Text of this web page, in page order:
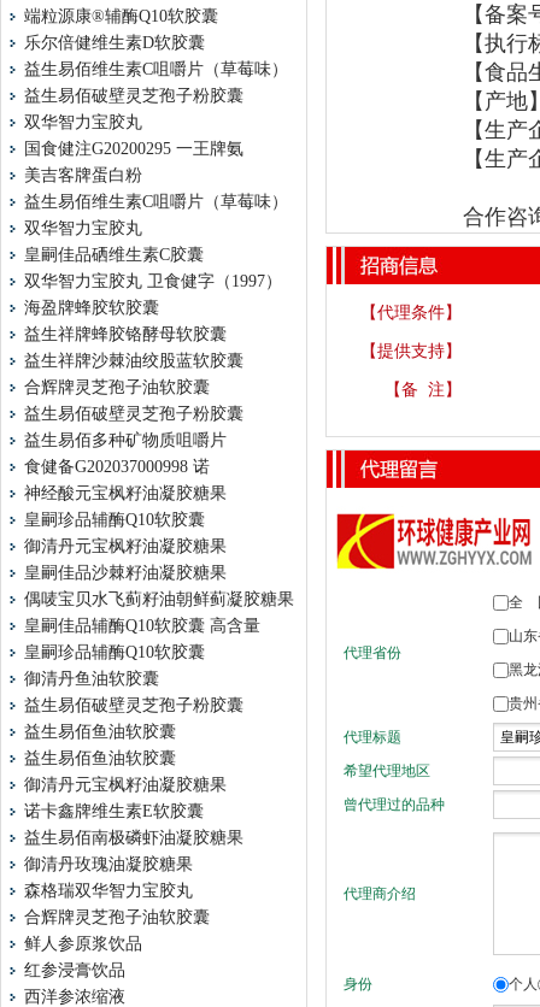
端粒源康®辅酶Q10软胶囊
乐尔倍健维生素D软胶囊
益生易佰维生素C咀嚼片（草莓味）
益生易佰破壁灵芝孢子粉胶囊
双华智力宝胶丸
国食健注G20200295 一王牌氨
美吉客牌蛋白粉
益生易佰维生素C咀嚼片（草莓味）
双华智力宝胶丸
皇嗣佳品硒维生素C胶囊
双华智力宝胶丸 卫食健字（1997）
海盈牌蜂胶软胶囊
益生祥牌蜂胶铬酵母软胶囊
益生祥牌沙棘油绞股蓝软胶囊
合辉牌灵芝孢子油软胶囊
益生易佰破壁灵芝孢子粉胶囊
益生易佰多种矿物质咀嚼片
食健备G202037000998 诺
神经酸元宝枫籽油凝胶糖果
皇嗣珍品辅酶Q10软胶囊
御清丹元宝枫籽油凝胶糖果
皇嗣佳品沙棘籽油凝胶糖果
偶唛宝贝水飞蓟籽油朝鲜蓟凝胶糖果
皇嗣佳品辅酶Q10软胶囊 高含量
皇嗣珍品辅酶Q10软胶囊
御清丹鱼油软胶囊
益生易佰破壁灵芝孢子粉胶囊
益生易佰鱼油软胶囊
益生易佰鱼油软胶囊
御清丹元宝枫籽油凝胶糖果
诺卡鑫牌维生素E软胶囊
益生易佰南极磷虾油凝胶糖果
御清丹玫瑰油凝胶糖果
森格瑞双华智力宝胶丸
合辉牌灵芝孢子油软胶囊
鲜人参原浆饮品
红参浸膏饮品
西洋参浓缩液
【备
【执行
【食
【产
【生
【生
合作咨
【代理条件】
【提供支持】
【备 注】